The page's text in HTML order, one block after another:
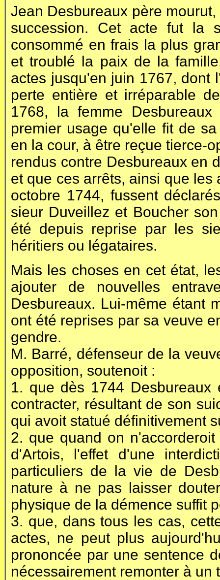
Jean Desbureaux père
succession. Cet acte fut la
consommé en frais la plus
et troublé la paix de la
actes jusqu'en juin 1767, dont
perte entière et irréparable
1768, la femme
premier usage qu'elle fit de
en la cour, à être reçue tierce-
rendus contre Desbureaux en
et que ces arrêts, ainsi que
octobre 1744, fussent
sieur Duveillez et Boucher
été depuis reprise par les
héritiers ou légataires.
Mais les choses en cet état,
ajouter de nouvelles
Desbureaux. Lui-même étant
ont été reprises par sa veuve
gendre.
M. Barré, défenseur de la
opposition, soutenoit :
1. que dès 1744
contracter, résultant de son
qui avoit statué définitivement
2. que quand on
d'Artois, l'effet d'une
particuliers de la vie de
nature à ne pas laisser
physique de la démence suffit
3. que, dans tous les cas,
actes, ne peut plus
prononcée par une sentence
nécessairement remonter à un